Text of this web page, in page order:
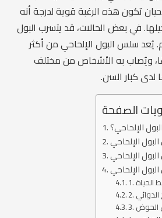
تكون هذه الرغبة قوية لدرجة أنه
في بعض الحالات، قد يتسرب البول
يُعد سلس البول الإلحاحي من أكثر
ويُصاب به الأشخاص من مختلف
لدى كبار السن.
الصفحة
الإلحاحي؟
الإلحاحي
الإلحاحي
الإلحاحي
الحياة
الدوائي
الحوض